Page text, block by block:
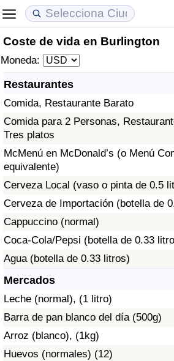
Coste de vida en Burlington
Moneda:
Restaurantes
Comida, Restaurante Barato
Comida para 2 Personas,
Tres platos
McMenú en McDonald’s (o Menú
equivalente)
Cerveza Local (vaso o pinta de 0.5
Cerveza de Importación (botella de
Cappuccino (normal)
Coca-Cola/Pepsi (botella de 0.33
Agua (botella de 0.33 litros)
Mercados
Leche (normal), (1 litro)
Barra de pan blanco del día (500g)
Arroz (blanco), (1kg)
Huevos (normales) (12)
Coste de vida
Índice de Costo de Vida
Índice de costo de vida por país
en aqaba
Precios de las propiedades
Índice de Precios de Inmuebles
Índice de Precios de Inmuebles por
Calidad de Vida
Índice de Calidad de Vida (Actual)
Índice de calidad de vida por país
Delincuencia
Calificación del Índice de
(Actual)
Índice de Criminalidad
Índice de criminalidad por país
Sanidad
Índice de Sanidad (Actual)